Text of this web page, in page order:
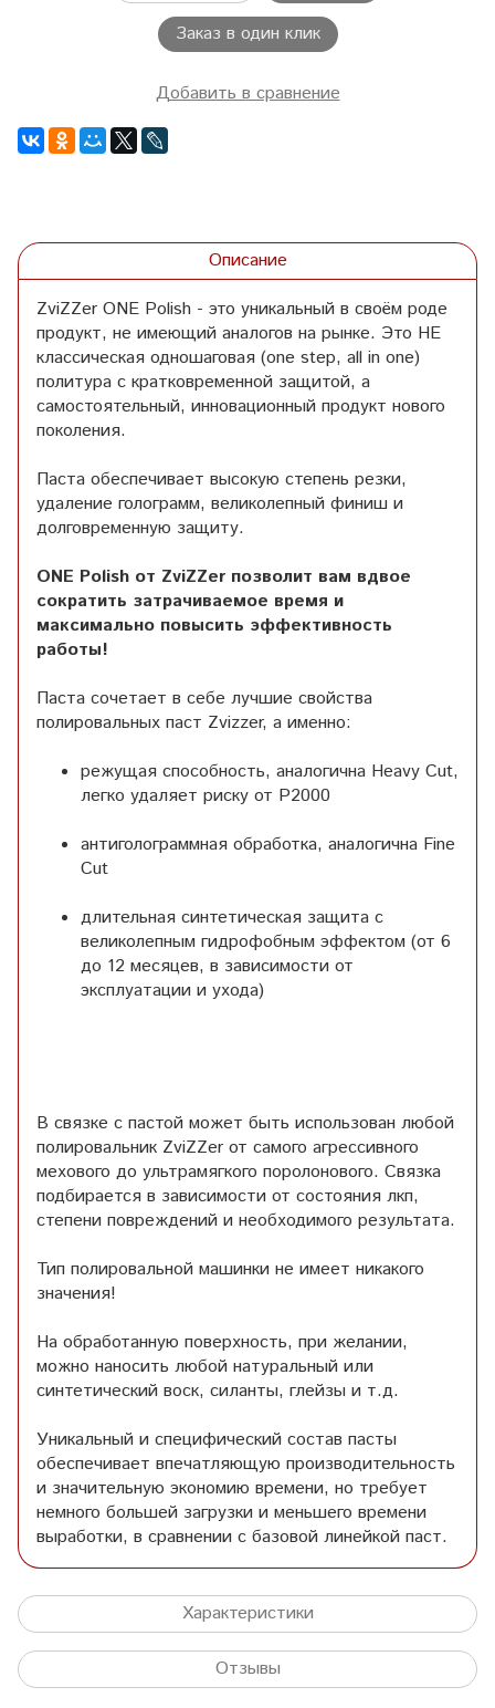
Заказ в один клик
Добавить в сравнение
Описание
ZviZZer ONE Polish - это уникальный в своём роде
продукт, не имеющий аналогов на рынке. Это НЕ
классическая одношаговая (one step, all in one)
политура с кратковременной защитой, а
самостоятельный, инновационный продукт нового
поколения.
Паста обеспечивает высокую степень резки,
удаление голограмм, великолепный финиш и
долговременную защиту.
ONE Polish от ZviZZer позволит вам вдвое
сократить затрачиваемое время и
максимально повысить эффективность
работы!
Паста сочетает в себе лучшие свойства
полировальных паст Zvizzer, а именно:
режущая способность, аналогична Heavy Cut,
легко удаляет риску от P2000
антиголограммная обработка, аналогична Fine
Cut
длительная синтетическая защита с
великолепным гидрофобным эффектом (от 6
до 12 месяцев, в зависимости от
эксплуатации и ухода)
В связке с пастой может быть использован любой
полировальник ZviZZer от самого агрессивного
мехового до ультрамягкого поролонового. Связка
подбирается в зависимости от состояния лкп,
степени повреждений и необходимого результата.
Тип полировальной машинки не имеет никакого
значения!
На обработанную поверхность, при желании,
можно наносить любой натуральный или
синтетический воск, силанты, глейзы и т.д.
Уникальный и специфический состав пасты
обеспечивает впечатляющую производительность
и значительную экономию времени, но требует
немного большей загрузки и меньшего времени
выработки, в сравнении с базовой линейкой паст.
Характеристики
Отзывы